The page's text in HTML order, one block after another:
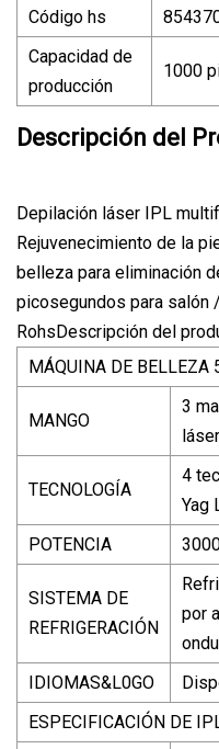
Código hs
Capacidad de
producción
1000
Descripción del
Depilación láser IPL
Rejuvenecimiento de la
belleza para eliminación
picosegundos para salón
RohsDescripción del
MÁQUINA DE BELLEZA
MANGO
3
TECNOLOGÍA
4
Yag
POTENCIA
SISTEMA DE
REFRIGERACIÓN
por
IDIOMAS&L0GO
ESPECIFICACIÓN DE